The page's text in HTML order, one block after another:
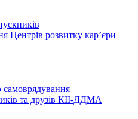
Центрів розвитку кар’єри
самоврядування
та друзів КІІ-ДДМА